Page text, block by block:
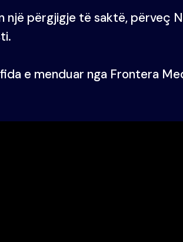
përgjigje të saktë, përveç
e menduar nga Frontera